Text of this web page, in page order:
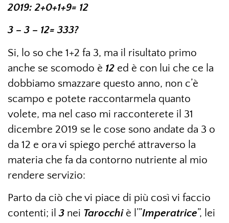
2019: 2+0+1+9= 12
3 – 3 – 12= 333?
Si, lo so che 1+2 fa 3, ma il risultato primo
anche se scomodo è 12 ed è con lui che ce la
dobbiamo smazzare questo anno, non c’è
scampo e potete raccontarmela quanto
volete, ma nel caso mi racconterete il 31
dicembre 2019 se le cose sono andate da 3 o
da 12 e ora vi spiego perché attraverso la
materia che fa da contorno nutriente al mio
rendere servizio:
Parto da ciò che vi piace di più così vi faccio
contenti; il 3 nei Tarocchi è l’”Imperatrice”, lei